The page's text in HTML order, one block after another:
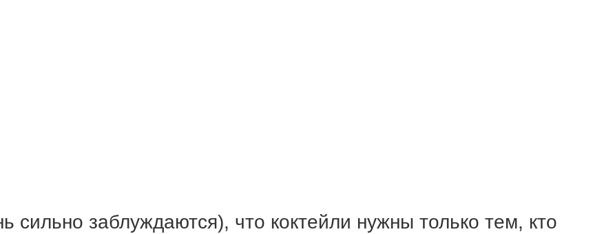
заблуждаются), что коктейли нужны только тем, кто